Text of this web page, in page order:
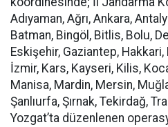
Adıyaman, Ağrı, Ankara,
Batman, Bingöl, Bitlis, Bolu,
Eskişehir, Gaziantep, Hakkari,
İzmir, Kars, Kayseri, Kilis,
Manisa, Mardin, Mersin,
Şanlıurfa, Şırnak, Tekirdağ,
Yozgat’ta düzenlenen